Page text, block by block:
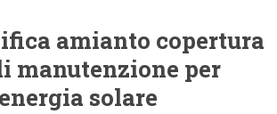
amianto copertura
manutenzione per
solare